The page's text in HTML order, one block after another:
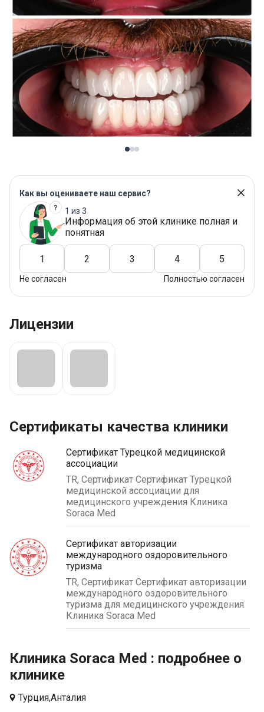
Как вы оцениваете наш сервис?
1 из 3
Информация об этой клинике полная и
понятная
1 2 3 4 5
Не согласен Полностью согласен
Лицензии
Сертификаты качества клиники
Сертификат Турецкой медицинской
ассоциации
TR, Сертификат Сертификат Турецкой
медицинской ассоциации для
медицинского учреждения Клиника
Soraca Med
Сертификат авторизации
международного оздоровительного
туризма
TR, Сертификат Сертификат авторизации
международного оздоровительного
туризма для медицинского учреждения
Клиника Soraca Med
Клиника Soraca Med : подробнее о
клинике
Турция,Анталия